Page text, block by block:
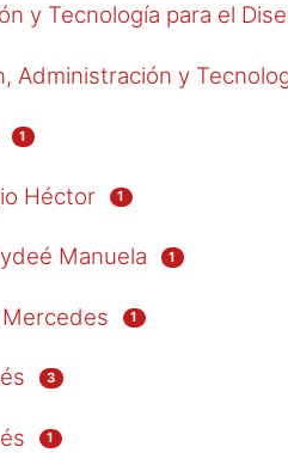
y Tecnología para el
Administración y
1
Héctor 1
Manuela 1
1
3
1